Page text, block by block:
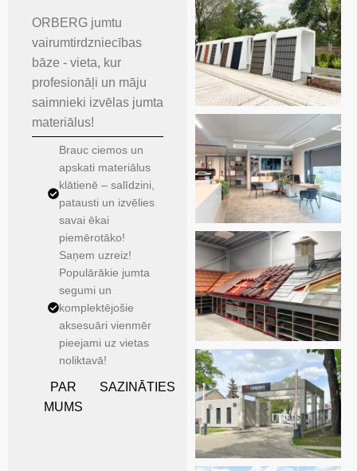
ORBERG jumtu
vairumtirdzniecības
bāze - vieta, kur
profesionāļi un māju
saimnieki izvēlas jumta
materiālus!
Brauc ciemos un
apskati materiālus
klātienē – salīdzini,
patausti un izvēlies
savai ēkai
piemērotāko!
Saņem uzreiz!
Populārākie jumta
segumi un
komplektējošie
aksesuāri vienmēr
pieejami uz vietas
noliktavā!
PAR
MUMS
SAZINĀTIES